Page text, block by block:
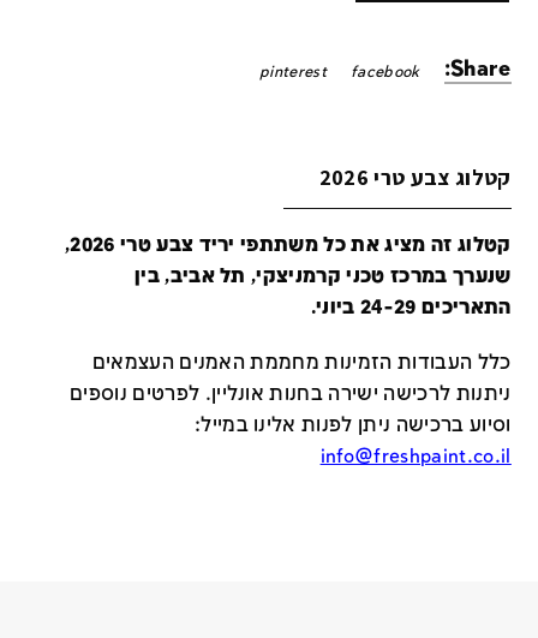
Share:
facebook
pinterest
קטלוג צבע טרי 2026
קטלוג זה מציג את כל משתתפי יריד צבע טרי 2026,
שנערך במרכז טכני קרמניצקי, תל אביב, בין
התאריכים 24-29 ביוני.
כלל העבודות הזמינות מחממת האמנים העצמאים
ניתנות לרכישה ישירה בחנות אונליין. לפרטים נוספים
וסיוע ברכישה ניתן לפנות אלינו במייל:
info@freshpaint.co.il